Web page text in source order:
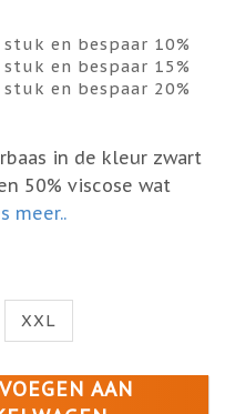
en bespaar 10%
en bespaar 15%
en bespaar 20%
in de kleur zwart
50% viscose wat
meer..
XXL
AAN